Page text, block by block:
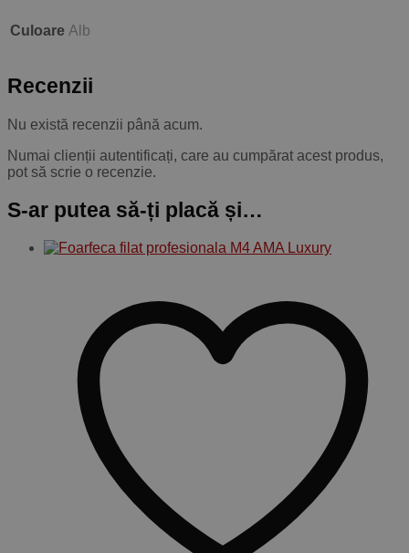
Culoare Alb
Recenzii
Nu există recenzii până acum.
Numai clienții autentificați, care au cumpărat acest produs,
pot să scrie o recenzie.
S-ar putea să-ți placă și…